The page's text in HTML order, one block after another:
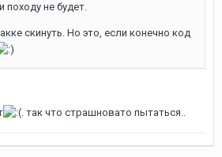
походу не будет.
скинуть. Но это, если конечно код
. так что страшновато пытаться..